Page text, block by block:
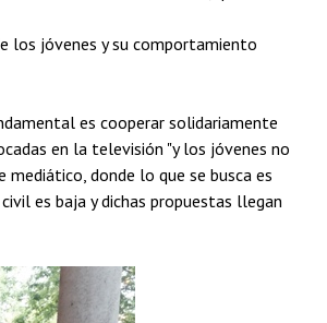
los jóvenes y su comportamiento
es cooperar solidariamente
en la televisión "y los jóvenes no
mediático, donde lo que se busca es
es baja y dichas propuestas llegan